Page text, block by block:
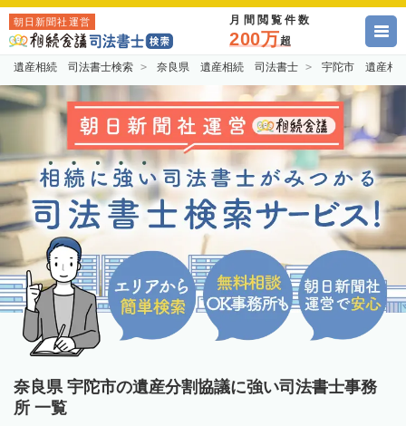
朝日新聞社運営 月間閲覧件数
200万超
遺産相続 司法書士検索 奈良県 遺産相続 司法書士 宇陀市 遺産相
奈良県 宇陀市の遺産分割協議に強い司法書士事務
所 一覧